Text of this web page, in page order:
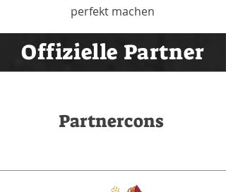
perfekt machen
Offizielle Partner
Partnercons